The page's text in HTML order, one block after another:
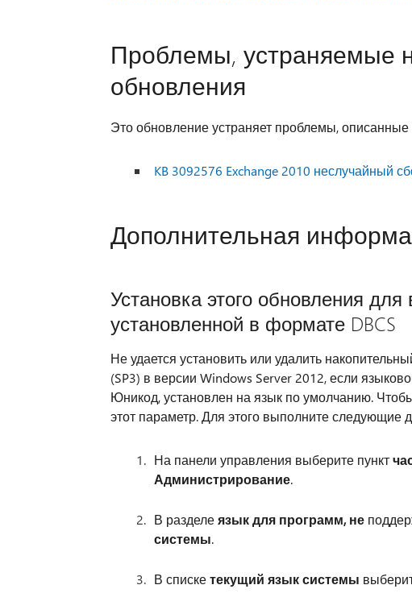
Проблемы, устраняемые
обновления
Это обновление устраняет проблемы, описанные
KB 3092576 Exchange 2010 неслучайный
Дополнительная
Установка этого обновления для
установленной в формате DBCS
Не удается установить или удалить
(SP3) в версии Windows Server 2012, если
Юникод, установлен на язык по умолчанию.
этот параметр. Для этого выполните следующие
На панели управления выберите пункт
Администрирование.
В разделеязык для программ, не
системы.
В спискетекущий язык системы